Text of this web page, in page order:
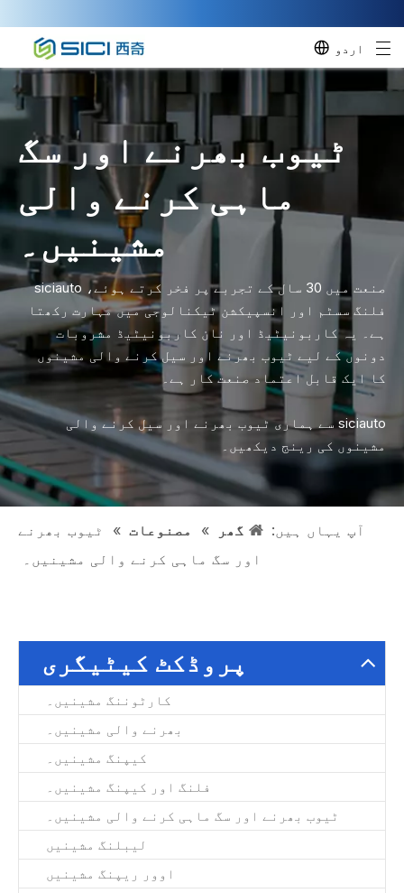
اردو
ٹیوب بھرنے اور سگ
ماہی کرنے والی
مشینیں۔
صنعت میں 30 سال کے تجربے پر فخر کرتے ہوئے، siciauto
فلنگ سسٹم اور انسپیکشن ٹیکنالوجی میں مہارت رکھتا
ہے۔ یہ کاربونیٹیڈ اور نان کاربونیٹیڈ مشروبات
دونوں کے لیے ٹیوب بھرنے اور سیل کرنے والی مشینوں
کا ایک قابل اعتماد صنعت کار ہے۔
siciauto سے ہماری ٹیوب بھرنے اور سیل کرنے والی
مشینوں کی رینج دیکھیں۔
آپ یہاں ہیں: گھر » مصنوعات »
ٹیوب بھرنے
اور سگ ماہی کرنے والی مشینیں۔
پروڈکٹ کیٹیگری
کارٹوننگ مشینیں۔
بھرنے والی مشینیں۔
کیپنگ مشینیں۔
فلنگ اور کیپنگ مشینیں۔
ٹیوب بھرنے اور سگ ماہی کرنے والی مشینیں۔
لیبلنگ مشینیں
اوور ریپنگ مشینیں